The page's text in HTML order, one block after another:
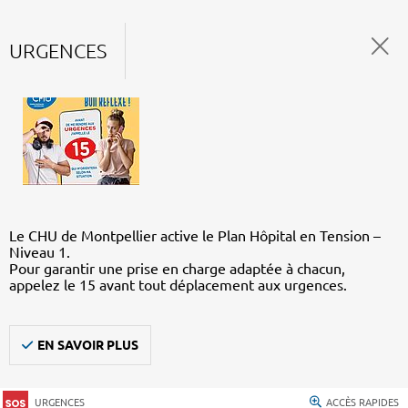
URGENCES
Le CHU de Montpellier active le Plan Hôpital en Tension –
Niveau 1.
Pour garantir une prise en charge adaptée à chacun,
appelez le 15 avant tout déplacement aux urgences.
EN SAVOIR PLUS
URGENCES ACCÈS RAPIDES